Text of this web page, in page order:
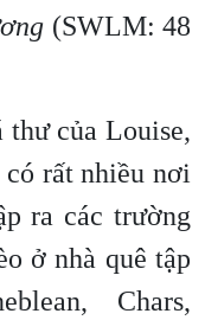
(SWLM: 48
của Louise,
có rất nhiều nơi
ra các trường
ở nhà quê tập
Chars,